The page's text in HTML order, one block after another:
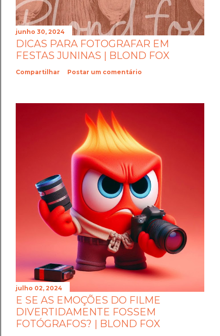
junho 30, 2024
DICAS PARA FOTOGRAFAR EM
FESTAS JUNINAS | BLOND FOX
Compartilhar Postar um comentário
julho 02, 2024
E SE AS EMOÇÕES DO FILME
DIVERTIDAMENTE FOSSEM
FOTÓGRAFOS? | BLOND FOX